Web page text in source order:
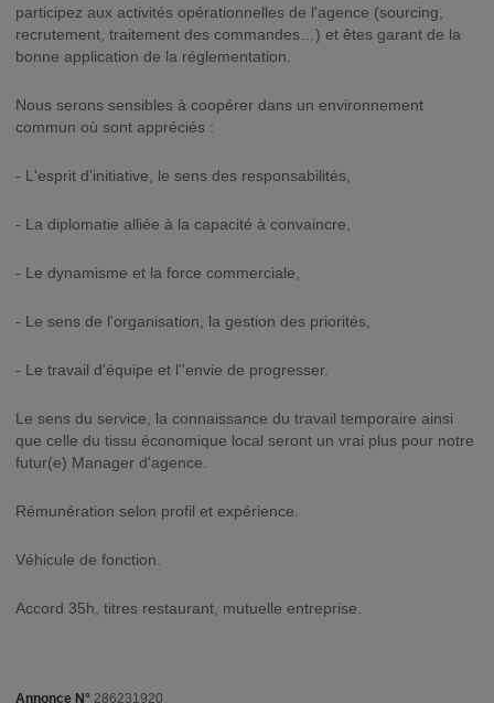
participez aux activités opérationnelles de l'agence (sourcing,
recrutement, traitement des commandes…) et êtes garant de la
bonne application de la réglementation.
Nous serons sensibles à coopérer dans un environnement
commun où sont appréciés :
- L'esprit d'initiative, le sens des responsabilités,
- La diplomatie alliée à la capacité à convaincre,
- Le dynamisme et la force commerciale,
- Le sens de l'organisation, la gestion des priorités,
- Le travail d'équipe et l''envie de progresser.
Le sens du service, la connaissance du travail temporaire ainsi
que celle du tissu économique local seront un vrai plus pour notre
futur(e) Manager d'agence.
Rémunération selon profil et expérience.
Véhicule de fonction.
Accord 35h, titres restaurant, mutuelle entreprise.
Annonce N° 286231920